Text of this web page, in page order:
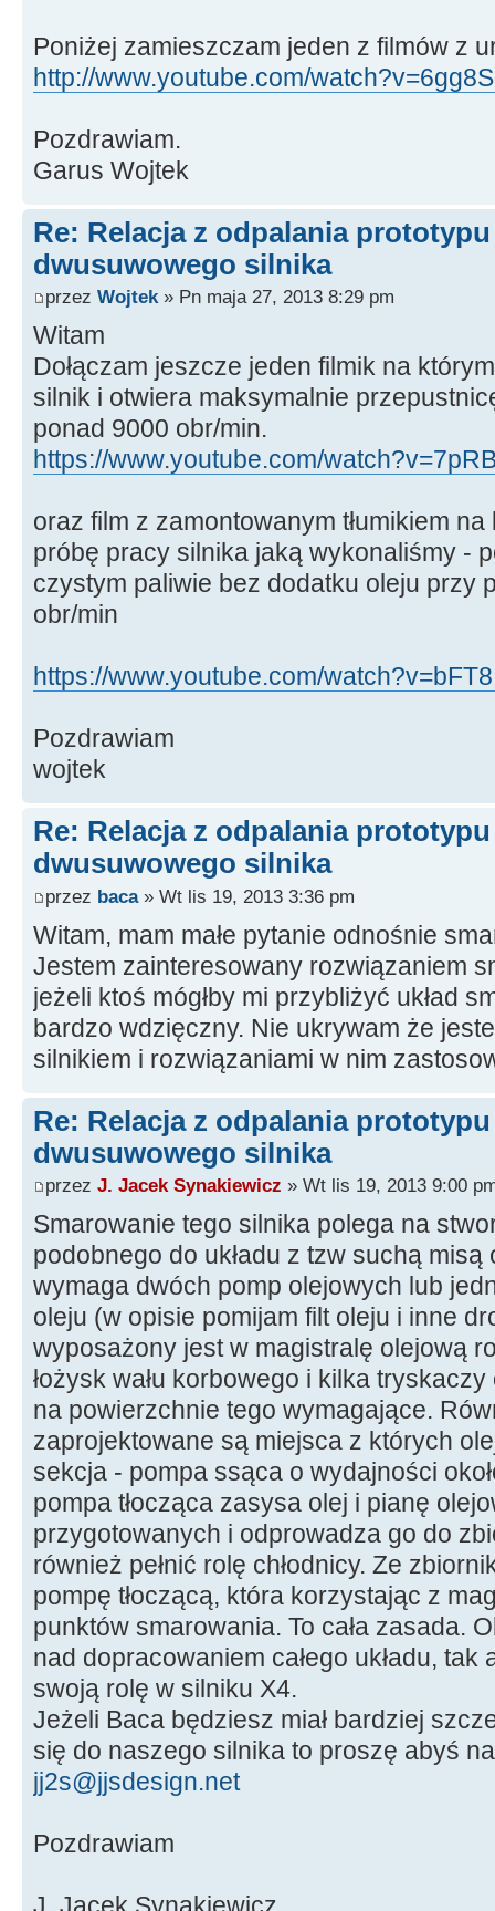
Poniżej zamieszczam jeden z filmów z
http://www.youtube.com/
Pozdrawiam.
Garus Wojtek
Re: Relacja z odpalania
dwusuwowego silnika
przez Wojtek» Pn maja 27, 2013 8:29 pm
Witam
Dołączam jeszcze jeden filmik na
silnik i otwiera maksymalnie
ponad 9000 obr/min.
https://www.youtube.com/
oraz film z zamontowanym tłumikiem
próbę pracy silnika jaką wykonaliśmy -
czystym paliwie bez dodatku oleju przy
obr/min
https://www.youtube.com/
Pozdrawiam
wojtek
Re: Relacja z odpalania
dwusuwowego silnika
przez baca» Wt lis 19, 2013 3:36 pm
Witam, mam małe pytanie odnośnie
Jestem zainteresowany rozwiązaniem
jeżeli ktoś mógłby mi przybliżyć układ
bardzo wdzięczny. Nie ukrywam że
silnikiem i rozwiązaniami w nim
Re: Relacja z odpalania
dwusuwowego silnika
przez J. Jacek Synakiewicz » Wt lis 19, 2013 9:00
Smarowanie tego silnika polega na
podobnego do układu z tzw suchą misą
wymaga dwóch pomp olejowych lub
oleju (w opisie pomijam filt oleju i inne
wyposażony jest w magistralę olejową
łożysk wału korbowego i kilka
na powierzchnie tego wymagające.
zaprojektowane są miejsca z których
sekcja - pompa ssąca o wydajności
pompa tłocząca zasysa olej i pianę
przygotowanych i odprowadza go do
również pełnić rolę chłodnicy. Ze
pompę tłoczącą, która korzystając z
punktów smarowania. To cała zasada.
nad dopracowaniem całego układu, tak
swoją rolę w silniku X4.
Jeżeli Baca będziesz miał bardziej
się do naszego silnika to proszę abyś
jj2s@jjsdesign.net
Pozdrawiam